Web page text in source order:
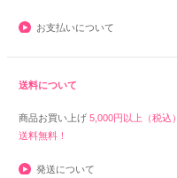
お支払いについて
送料について
商品お買い上げ 5,000円以上（税込）
送料無料！
発送について